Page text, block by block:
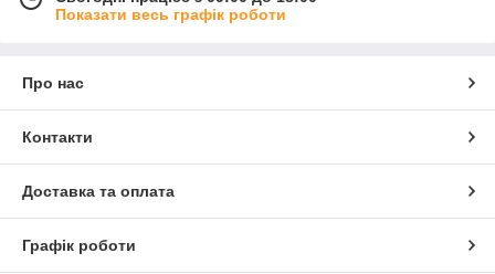
Показати весь графік роботи
Про нас
Контакти
Доставка та оплата
Графік роботи